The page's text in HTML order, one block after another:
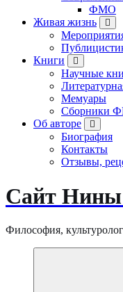
ФМО
Живая жизнь
Книги
Научные
Мемуары
Сборники
Об авторе
Биография
Контакты
Отзывы,
Сайт
Философия,